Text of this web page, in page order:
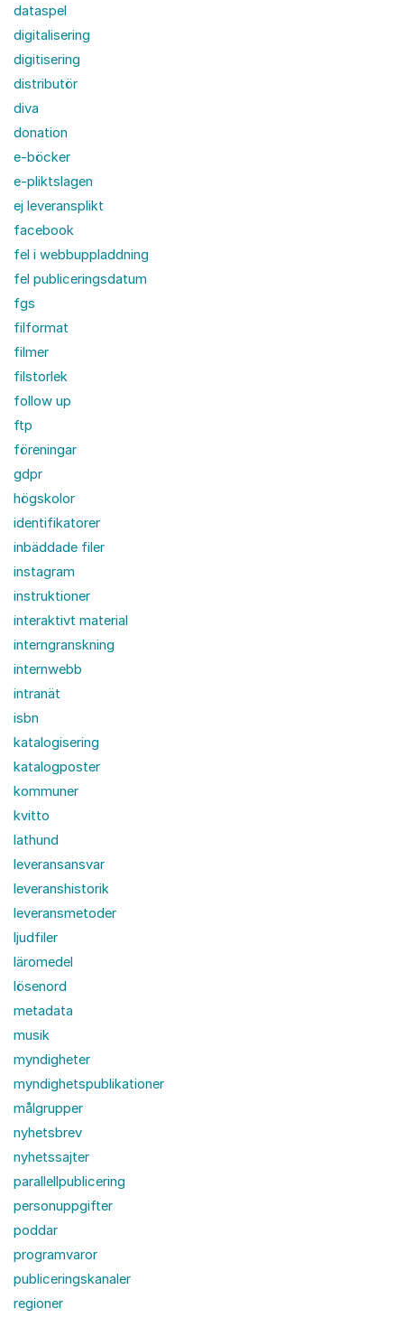
dataspel
digitalisering
digitisering
distributör
diva
donation
e-böcker
e-pliktslagen
ej leveransplikt
facebook
fel i webbuppladdning
fel publiceringsdatum
fgs
filformat
filmer
filstorlek
follow up
ftp
föreningar
gdpr
högskolor
identifikatorer
inbäddade filer
instagram
instruktioner
interaktivt material
interngranskning
internwebb
intranät
isbn
katalogisering
katalogposter
kommuner
kvitto
lathund
leveransansvar
leveranshistorik
leveransmetoder
ljudfiler
läromedel
lösenord
metadata
musik
myndigheter
myndighetspublikationer
målgrupper
nyhetsbrev
nyhetssajter
parallellpublicering
personuppgifter
poddar
programvaror
publiceringskanaler
regioner